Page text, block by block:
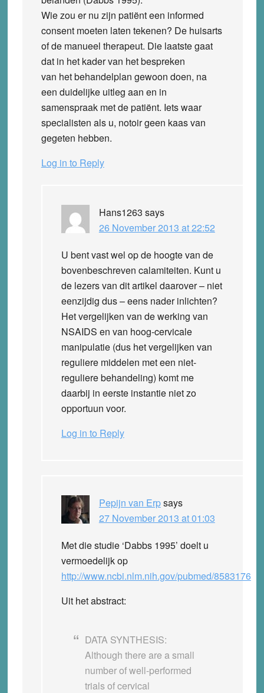
Wie zou er nu zijn patiënt een informed
consent moeten laten tekenen? De huisarts
of de manueel therapeut. Die laatste gaat
dat in het kader van het bespreken
van het behandelplan gewoon doen, na
een duidelijke uitleg aan en in
samenspraak met de patiënt. Iets waar
specialisten als u, notoir geen kaas van
gegeten hebben.
Log in to Reply
Hans1263 says
26 November 2013 at 22:52
U bent vast wel op de hoogte van de
bovenbeschreven calamiteiten. Kunt u
de lezers van dit artikel daarover – niet
eenzijdig dus – eens nader inlichten?
Het vergelijken van de werking van
NSAIDS en van hoog-cervicale
manipulatie (dus het vergelijken van
reguliere middelen met een niet-
reguliere behandeling) komt me
daarbij in eerste instantie niet zo
opportuun voor.
Log in to Reply
Pepijn van Erpsays
27 November 2013 at 01:03
Met die studie ‘Dabbs 1995’ doelt u
vermoedelijk op
http://www.ncbi.nlm.nih.gov/pubmed/8583176
Uit het abstract:
DATA SYNTHESIS:
Although there are a small
number of well-performed
trials of cervical